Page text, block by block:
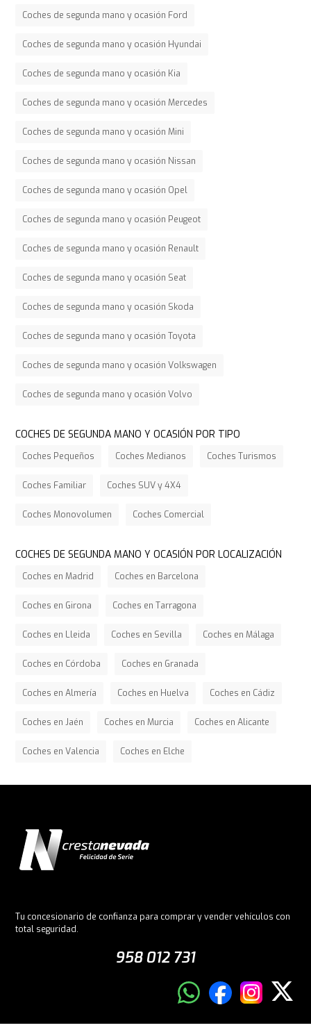
Coches de segunda mano y ocasión Ford
Coches de segunda mano y ocasión Hyundai
Coches de segunda mano y ocasión Kia
Coches de segunda mano y ocasión Mercedes
Coches de segunda mano y ocasión Mini
Coches de segunda mano y ocasión Nissan
Coches de segunda mano y ocasión Opel
Coches de segunda mano y ocasión Peugeot
Coches de segunda mano y ocasión Renault
Coches de segunda mano y ocasión Seat
Coches de segunda mano y ocasión Skoda
Coches de segunda mano y ocasión Toyota
Coches de segunda mano y ocasión Volkswagen
Coches de segunda mano y ocasión Volvo
COCHES DE SEGUNDA MANO Y OCASIÓN POR TIPO
Coches Pequeños Coches Medianos Coches Turismos
Coches Familiar Coches SUV y 4X4
Coches Monovolumen Coches Comercial
COCHES DE SEGUNDA MANO Y OCASIÓN POR LOCALIZACIÓN
Coches en Madrid Coches en Barcelona
Coches en Girona Coches en Tarragona
Coches en Lleida Coches en Sevilla Coches en Málaga
Coches en Córdoba Coches en Granada
Coches en Almería Coches en Huelva Coches en Cádiz
Coches en Jaén Coches en Murcia Coches en Alicante
Coches en Valencia Coches en Elche
Tu concesionario de confianza para comprar y vender vehículos con
total seguridad.
958 012 731